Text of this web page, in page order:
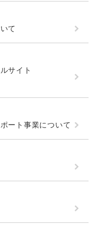
て
サイト
ート事業について